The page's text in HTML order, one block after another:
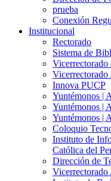
prueba
Conexión
Institucional
Rectorado
Sistema de
Vicerrectorado
Innova PUCP
Yuntémonos |
Yuntémonos |
Yuntémonos |
Coloquio
Instituto de
Católica del
Dirección de
Vicerrectorado